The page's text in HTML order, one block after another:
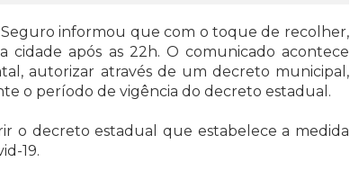
informou que com o toque de recolher,
cidade após as 22h. O comunicado acontece
autorizar através de um decreto municipal,
o período de vigência do decreto estadual.
o decreto estadual que estabelece a medida
19.